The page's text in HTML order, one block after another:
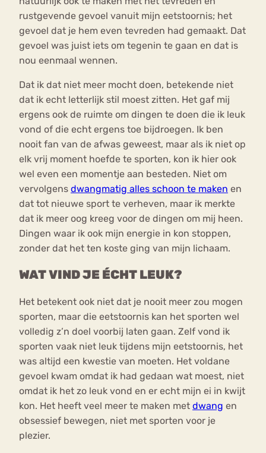
rustgevende gevoel vanuit mijn eetstoornis; het
gevoel dat je hem even tevreden had gemaakt. Dat
gevoel was juist iets om tegenin te gaan en dat is
nou eenmaal wennen.
Dat ik dat niet meer mocht doen, betekende niet
dat ik echt letterlijk stil moest zitten. Het gaf mij
ergens ook de ruimte om dingen te doen die ik leuk
vond of die echt ergens toe bijdroegen. Ik ben
nooit fan van de afwas geweest, maar als ik niet op
elk vrij moment hoefde te sporten, kon ik hier ook
wel even een momentje aan besteden. Niet om
vervolgens dwangmatig alles schoon te maken en
dat tot nieuwe sport te verheven, maar ik merkte
dat ik meer oog kreeg voor de dingen om mij heen.
Dingen waar ik ook mijn energie in kon stoppen,
zonder dat het ten koste ging van mijn lichaam.
WAT VIND JE ÉCHT LEUK?
Het betekent ook niet dat je nooit meer zou mogen
sporten, maar die eetstoornis kan het sporten wel
volledig z’n doel voorbij laten gaan. Zelf vond ik
sporten vaak niet leuk tijdens mijn eetstoornis, het
was altijd een kwestie van moeten. Het voldane
gevoel kwam omdat ik had gedaan wat moest, niet
omdat ik het zo leuk vond en er echt mijn ei in kwijt
kon. Het heeft veel meer te maken met dwang en
obsessief bewegen, niet met sporten voor je
plezier.